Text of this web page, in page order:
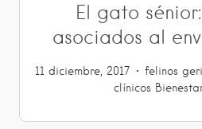
El gato
asociados al
11 diciembre, 2017 felinos
clínicos